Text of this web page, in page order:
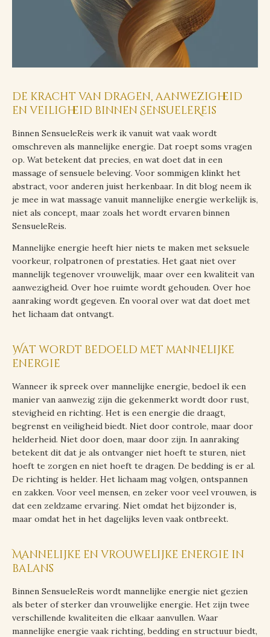
de kracht van dragen, aanwezigheid
en veiligheid binnen SensueleReis
Binnen SensueleReis werk ik vanuit wat vaak wordt
omschreven als mannelijke energie. Dat roept soms vragen
op. Wat betekent dat precies, en wat doet dat in een
massage of sensuele beleving. Voor sommigen klinkt het
abstract, voor anderen juist herkenbaar. In dit blog neem ik
je mee in wat massage vanuit mannelijke energie werkelijk is,
niet als concept, maar zoals het wordt ervaren binnen
SensueleReis.
Mannelijke energie heeft hier niets te maken met seksuele
voorkeur, rolpatronen of prestaties. Het gaat niet over
mannelijk tegenover vrouwelijk, maar over een kwaliteit van
aanwezigheid. Over hoe ruimte wordt gehouden. Over hoe
aanraking wordt gegeven. En vooral over wat dat doet met
het lichaam dat ontvangt.
Wat wordt bedoeld met mannelijke
energie
Wanneer ik spreek over mannelijke energie, bedoel ik een
manier van aanwezig zijn die gekenmerkt wordt door rust,
stevigheid en richting. Het is een energie die draagt,
begrenst en veiligheid biedt. Niet door controle, maar door
helderheid. Niet door doen, maar door zijn. In aanraking
betekent dit dat je als ontvanger niet hoeft te sturen, niet
hoeft te zorgen en niet hoeft te dragen. De bedding is er al.
De richting is helder. Het lichaam mag volgen, ontspannen
en zakken. Voor veel mensen, en zeker voor veel vrouwen, is
dat een zeldzame ervaring. Niet omdat het bijzonder is,
maar omdat het in het dagelijks leven vaak ontbreekt.
Mannelijke en vrouwelijke energie in
balans
Binnen SensueleReis wordt mannelijke energie niet gezien
als beter of sterker dan vrouwelijke energie. Het zijn twee
verschillende kwaliteiten die elkaar aanvullen. Waar
mannelijke energie vaak richting, bedding en structuur biedt,